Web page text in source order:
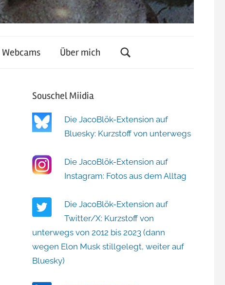
Webcams Über mich
Souschel Miidia
Die JacoBlök-Extension auf
Bluesky: Kurzstoff von unterwegs
Die JacoBlök-Extension auf
Instagram: Fotos aus dem Alltag
Die JacoBlök-Extension auf
Twitter/X: Kurzstoff von
unterwegs von 2012 bis 2023 (dann
wegen Elon Musk stillgelegt, weiter auf
Bluesky)